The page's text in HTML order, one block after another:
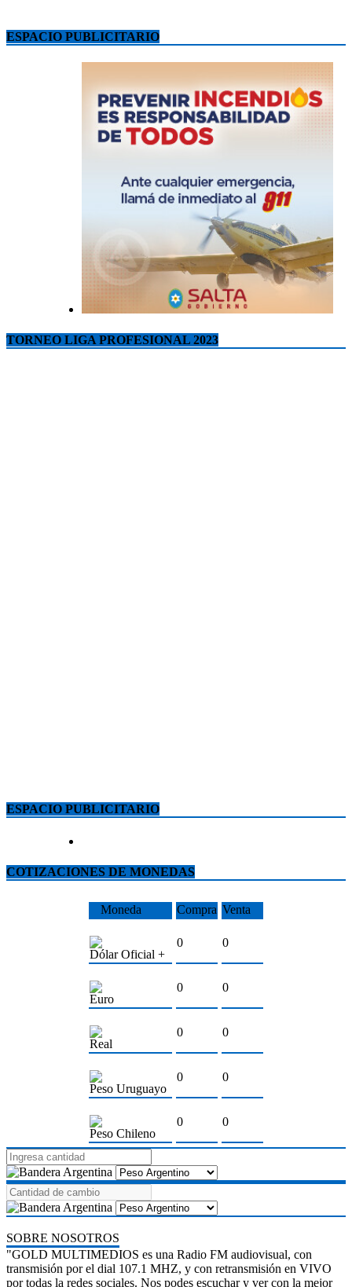
ESPACIO PUBLICITARIO
TORNEO LIGA PROFESIONAL 2023
ESPACIO PUBLICITARIO
COTIZACIONES DE MONEDAS
Moneda Compra Venta
Dólar Oficial +
0 0
Euro
0 0
Real
0 0
Peso Uruguayo
0 0
Peso Chileno
0 0
SOBRE NOSOTROS
"GOLD MULTIMEDIOS es una Radio FM audiovisual, con
transmisión por el dial 107.1 MHZ, y con retransmisión en VIVO
por todas la redes sociales. Nos podes escuchar y ver con la mejor